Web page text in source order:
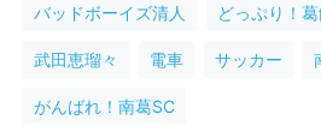
バッドボーイズ清人 どっぷり！葛
武田恵瑠々 電車 サッカー
がんばれ！南葛SC